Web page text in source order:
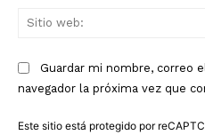
Guardar mi nombre, correo
navegador la próxima vez que
Este sitio está protegido por